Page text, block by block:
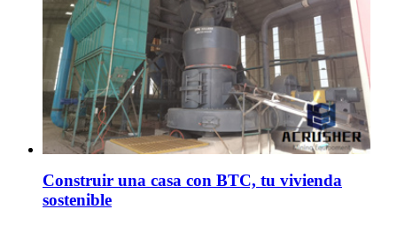
Construir una casa con BTC, tu vivienda
sostenible